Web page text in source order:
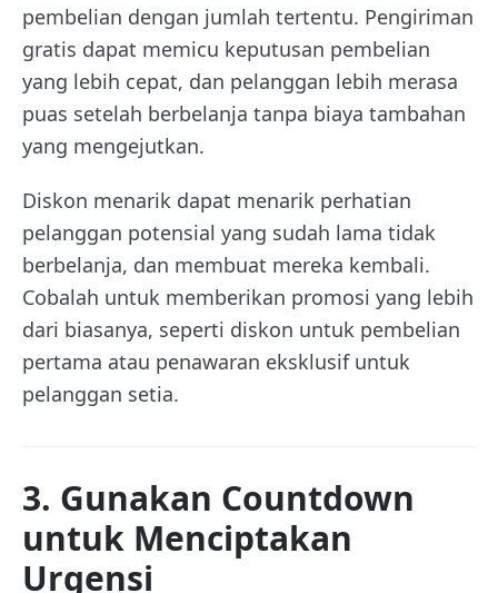
pembelian dengan jumlah tertentu. Pengiriman
gratis dapat memicu keputusan pembelian
yang lebih cepat, dan pelanggan lebih merasa
puas setelah berbelanja tanpa biaya tambahan
yang mengejutkan.
Diskon menarik dapat menarik perhatian
pelanggan potensial yang sudah lama tidak
berbelanja, dan membuat mereka kembali.
Cobalah untuk memberikan promosi yang lebih
dari biasanya, seperti diskon untuk pembelian
pertama atau penawaran eksklusif untuk
pelanggan setia.
3. Gunakan Countdown
untuk Menciptakan
Urgensi